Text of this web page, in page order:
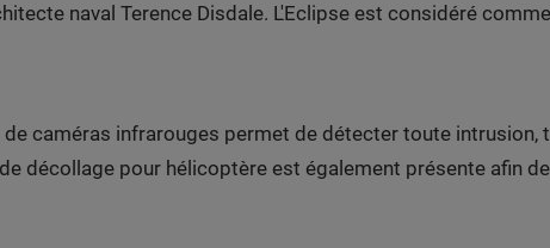
naval Terence Disdale. L'Eclipse est considéré
caméras infrarouges permet de détecter toute intrusion,
décollage pour hélicoptère est également présente afin